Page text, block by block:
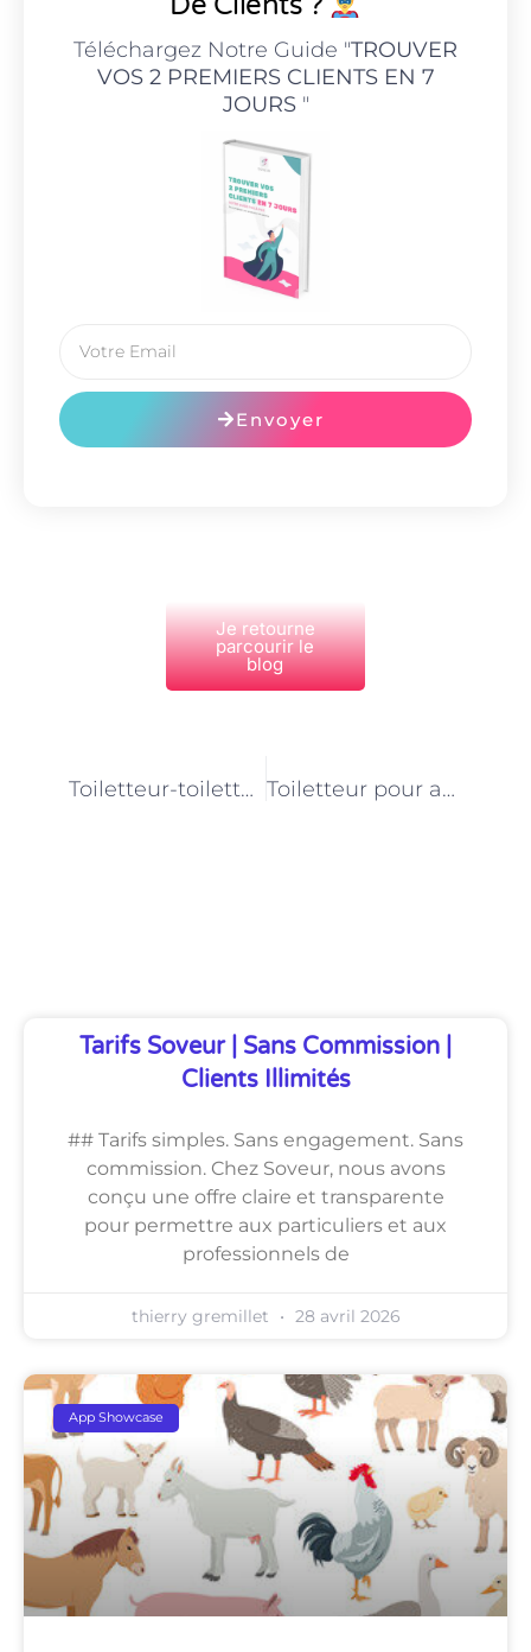
Téléchargez Notre Guide "TROUVER
VOS 2 PREMIERS CLIENTS EN 7
JOURS"
Envoyer
Je retourne
parcourir le
blog
Toiletteur-toiletteuse pour animaux de ferme : un regard bienveillant sur nos amis à plumes Toiletteur pour animaux de ferme : un métier au contact de la nature
Tarifs Soveur | Sans Commission |
Clients Illimités
## Tarifs simples. Sans engagement. Sans
commission. Chez Soveur, nous avons
conçu une offre claire et transparente
pour permettre aux particuliers et aux
professionnels de
thierry gremillet 28 avril 2026
App Showcase